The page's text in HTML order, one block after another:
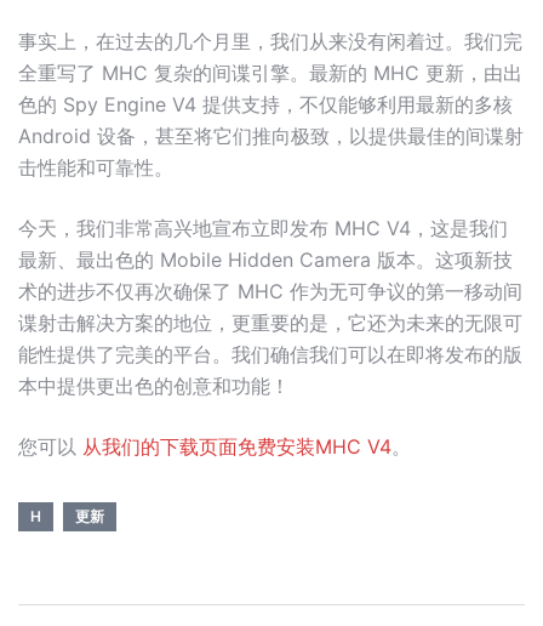
事实上，在过去的几个月里，我们从来没有闲着过。我们完
全重写了 MHC 复杂的间谍引擎。最新的 MHC 更新，由出
色的 Spy Engine V4 提供支持，不仅能够利用最新的多核
Android 设备，甚至将它们推向极致，以提供最佳的间谍射
击性能和可靠性。
今天，我们非常高兴地宣布立即发布 MHC V4，这是我们
最新、最出色的 Mobile Hidden Camera 版本。这项新技
术的进步不仅再次确保了 MHC 作为无可争议的第一移动间
谍射击解决方案的地位，更重要的是，它还为未来的无限可
能性提供了完美的平台。我们确信我们可以在即将发布的版
本中提供更出色的创意和功能！
您可以 从我们的下载页面免费安装MHC V4。
H 更新